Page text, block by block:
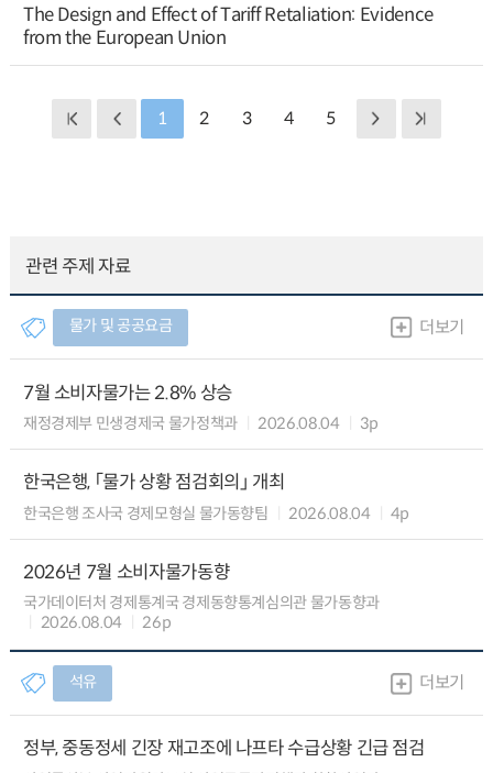
The Design and Effect of Tariff Retaliation: Evidence
from the European Union
1 2 3 4 5
관련 주제 자료
물가 및 공공요금 더보기
7월 소비자물가는 2.8% 상승
재정경제부 민생경제국 물가정책과 2026.08.04 3p
한국은행, 「물가 상황 점검회의」 개최
한국은행 조사국 경제모형실 물가동향팀 2026.08.04 4p
2026년 7월 소비자물가동향
국가데이터처 경제통계국 경제동향통계심의관 물가동향과
2026.08.04
26p
석유 더보기
정부, 중동정세 긴장 재고조에 나프타 수급상황 긴급 점검